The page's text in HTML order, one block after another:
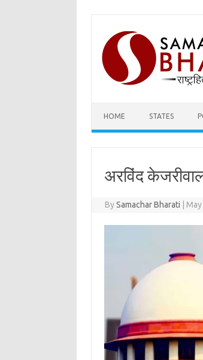
content
HOME STATES
अरविंद
BySamachar Bharati